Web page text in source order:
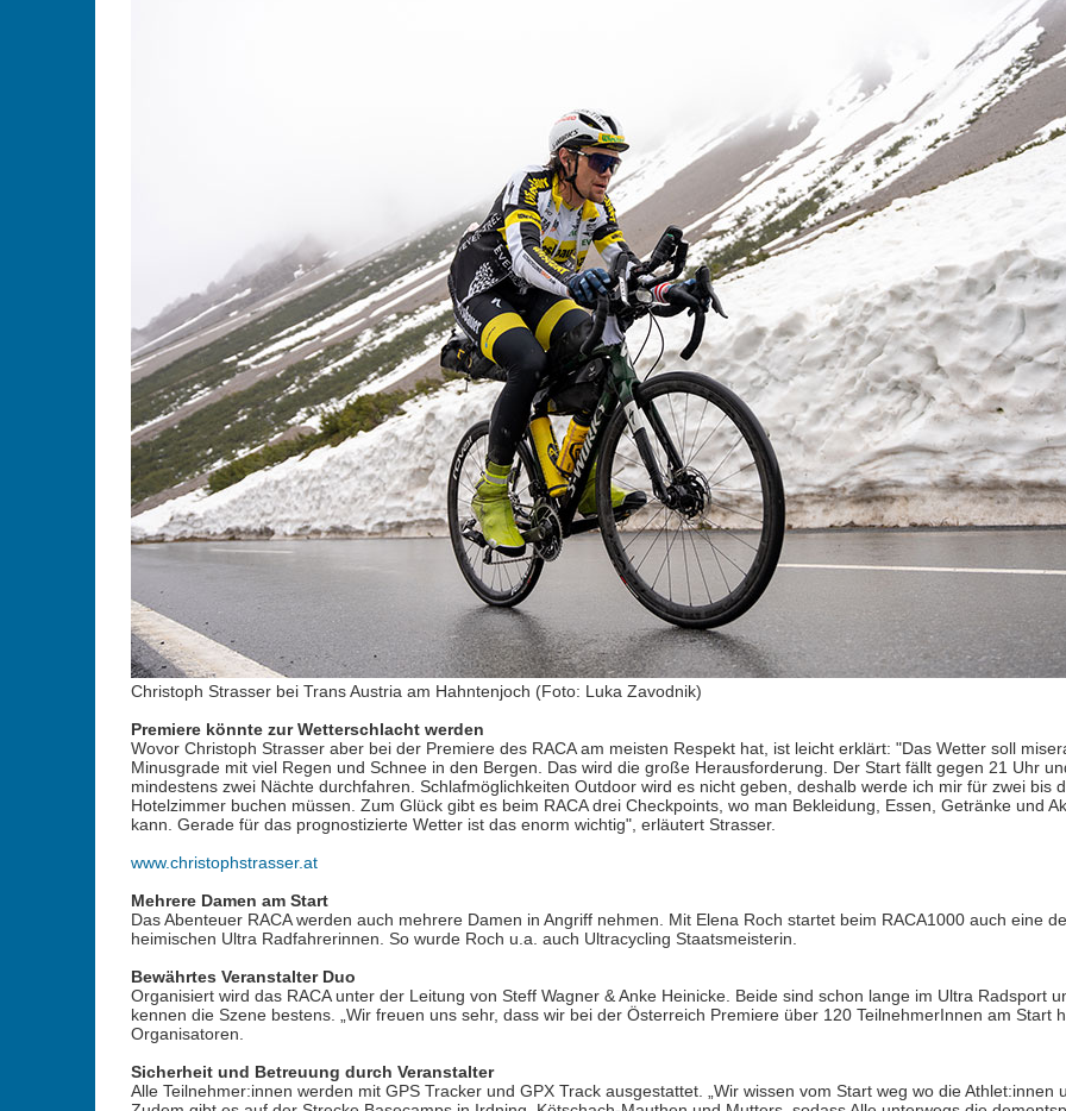
Christoph Strasser bei Trans Austria am Hahntenjoch (Foto: Luka Zavodnik)
Premiere könnte zur Wetterschlacht werden
Wovor Christoph Strasser aber bei der Premiere des RACA am meisten Respekt hat, ist leicht erklärt: "Das Wetter soll
Minusgrade mit viel Regen und Schnee in den Bergen. Das wird die große Herausforderung. Der Start fällt gegen 21 Uhr
mindestens zwei Nächte durchfahren. Schlafmöglichkeiten Outdoor wird es nicht geben, deshalb werde ich mir für zwei bis
Hotelzimmer buchen müssen. Zum Glück gibt es beim RACA drei Checkpoints, wo man Bekleidung, Essen, Getränke und
kann. Gerade für das prognostizierte Wetter ist das enorm wichtig", erläutert Strasser.
www.christophstrasser.at
Mehrere Damen am Start
Das Abenteuer RACA werden auch mehrere Damen in Angriff nehmen. Mit Elena Roch startet beim RACA1000 auch eine
heimischen Ultra Radfahrerinnen. So wurde Roch u.a. auch Ultracycling Staatsmeisterin.
Bewährtes Veranstalter Duo
Organisiert wird das RACA unter der Leitung von Steff Wagner & Anke Heinicke. Beide sind schon lange im Ultra Radsport
kennen die Szene bestens. „Wir freuen uns sehr, dass wir bei der Österreich Premiere über 120 TeilnehmerInnen am Start
Organisatoren.
Sicherheit und Betreuung durch Veranstalter
Alle Teilnehmer:innen werden mit GPS Tracker und GPX Track ausgestattet. „Wir wissen vom Start weg wo die Athlet:innen